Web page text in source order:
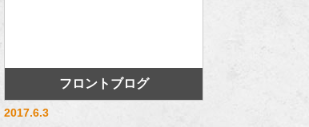
フロントブログ
2017.6.3